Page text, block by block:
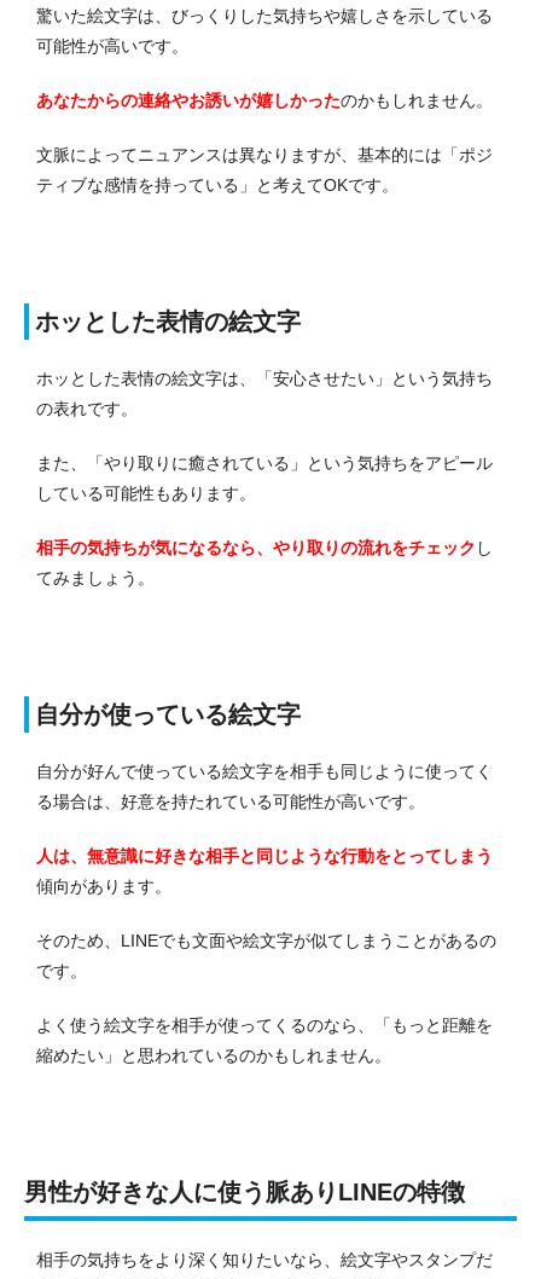
驚いた絵文字は、びっくりした気持ちや嬉しさを示している
可能性が高いです。
あなたからの連絡やお誘いが嬉しかったのかもしれません。
文脈によってニュアンスは異なりますが、基本的には「ポジ
ティブな感情を持っている」と考えてOKです。
ホッとした表情の絵文字
ホッとした表情の絵文字は、「安心させたい」という気持ち
の表れです。
また、「やり取りに癒されている」という気持ちをアピール
している可能性もあります。
相手の気持ちが気になるなら、やり取りの流れをチェック し
てみましょう。
自分が使っている絵文字
自分が好んで使っている絵文字を相手も同じように使ってく
る場合は、好意を持たれている可能性が高いです。
人は、無意識に好きな相手と同じような行動をとってしまう
傾向があります。
そのため、LINEでも文面や絵文字が似てしまうことがあるの
です。
よく使う絵文字を相手が使ってくるのなら、「もっと距離を
縮めたい」と思われているのかもしれません。
男性が好きな人に使う脈ありLINEの特徴
相手の気持ちをより深く知りたいなら、絵文字やスタンプだ